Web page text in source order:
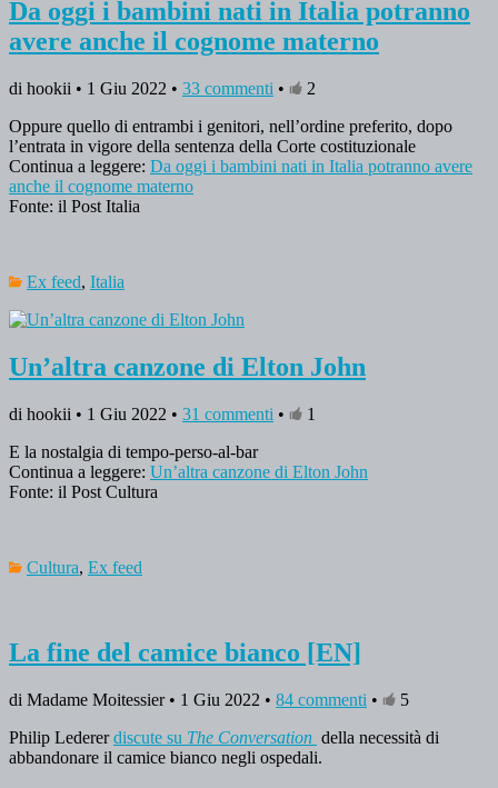
Da oggi i bambini nati in Italia potranno
avere anche il cognome materno
di hookii • 1 Giu 2022 • 33 commenti •
2
Oppure quello di entrambi i genitori, nell’ordine preferito, dopo
l’entrata in vigore della sentenza della Corte costituzionale
Continua a leggere: Da oggi i bambini nati in Italia potranno avere
anche il cognome materno
Fonte: il Post Italia
Ex feed, Italia
Un’altra canzone di Elton John
di hookii • 1 Giu 2022 • 31 commenti •
1
E la nostalgia di tempo-perso-al-bar
Continua a leggere: Un’altra canzone di Elton John
Fonte: il Post Cultura
Cultura, Ex feed
La fine del camice bianco [EN]
di Madame Moitessier • 1 Giu 2022 • 84 commenti •
5
Philip Ledererdiscute su The Conversation della necessità di
abbandonare il camice bianco negli ospedali.